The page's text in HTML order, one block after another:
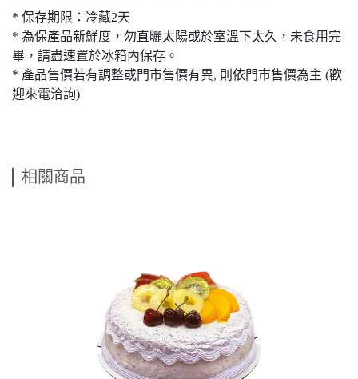
* 保存期限：冷藏2天
* 為保產品新鮮度，勿直曬太陽或於室溫下太久，未食用完
畢，請盡速置於冰箱內保存。
* 產品售價若有調整或門市售價有異, 則依門市售價為主 (歡
迎來電洽詢)
相關商品